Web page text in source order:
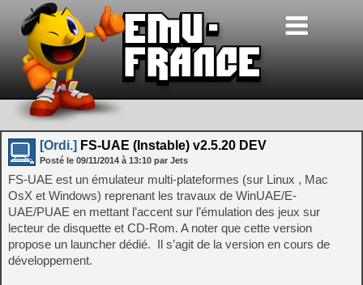
[Ordi.] FS-UAE (Instable) v2.5.20 DEV
Posté le 09/11/2014 à 13:10 par Jets
FS-UAE est un émulateur multi-plateformes (sur Linux , Mac
OsX et Windows) reprenant les travaux de WinUAE/E-
UAE/PUAE en mettant l’accent sur l’émulation des jeux sur
lecteur de disquette et CD-Rom. A noter que cette version
propose un launcher dédié. Il s’agit de la version en cours de
développement.